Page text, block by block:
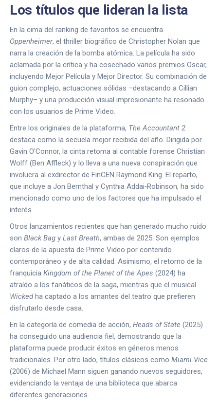
Los títulos que lideran la lista
En la cima del ranking de favoritos se encuentra
Oppenheimer, el thriller biográfico de Christopher Nolan que
narra la creación de la bomba atómica. La película ha sido
aclamada por la crítica y ha cosechado varios premios Oscar,
incluyendo Mejor Película y Mejor Director. Su combinación de
guion complejo, actuaciones sólidas –destacando a Cillian
Murphy– y una producción visual impresionante ha resonado
con los usuarios de Prime Video.
Entre los originales de la plataforma, The Accountant 2
destaca como la secuela mejor recibida del año. Dirigida por
Gavin O'Connor, la cinta retoma al contable forense Christian
Wolff (Ben Affleck) y lo lleva a una nueva conspiración que
involucra al exdirector de FinCEN Raymond King. El reparto,
que incluye a Jon Bernthal y Cynthia Addai‑Robinson, ha sido
mencionado como uno de los factores que ha impulsado el
interés.
Otros lanzamientos recientes que han generado mucho ruido
son Black Bag y Last Breath, ambas de 2025. Son ejemplos
claros de la apuesta de Prime Video por contenido
contemporáneo y de alta calidad. Asimismo, el retorno de la
franquicia Kingdom of the Planet of the Apes (2024) ha
atraído a los fanáticos de la saga, mientras que el musical
Wickedha captado a los amantes del teatro que prefieren
disfrutarlo desde casa.
En la categoría de comedia de acción, Heads of State (2025)
ha conseguido una audiencia fiel, demostrando que la
plataforma puede producir éxitos en géneros menos
tradicionales. Por otro lado, títulos clásicos como Miami Vice
(2006) de Michael Mann siguen ganando nuevos seguidores,
evidenciando la ventaja de una biblioteca que abarca
diferentes generaciones.